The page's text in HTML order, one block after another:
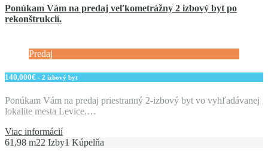
Ponúkam Vám na predaj veľkometrážny 2 izbový byt po
rekonštrukcií.
Predaj
140,000€ - 2 izbový byt
Ponúkam Vám na predaj priestranný 2-izbový byt vo vyhľadávanej
lokalite mesta Levice.…
Viac informácií
61,98 m22 Izby1 Kúpelňa